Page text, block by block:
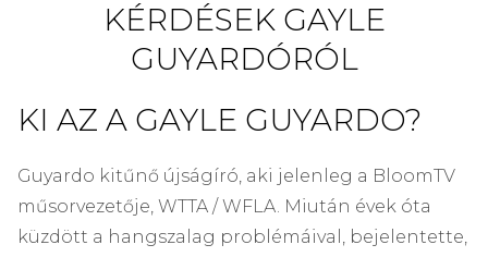
KÉRDÉSEK GAYLE
GUYARDÓRÓL
KI AZ A GAYLE GUYARDO?
Guyardo kitűnő újságíró, aki jelenleg a BloomTV
műsorvezetője, WTTA / WFLA. Miután évek óta
küzdött a hangszalag problémáival, bejelentette,